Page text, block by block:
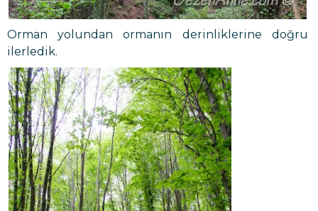
Orman yolundan ormanın derinliklerine doğru
ilerledik.